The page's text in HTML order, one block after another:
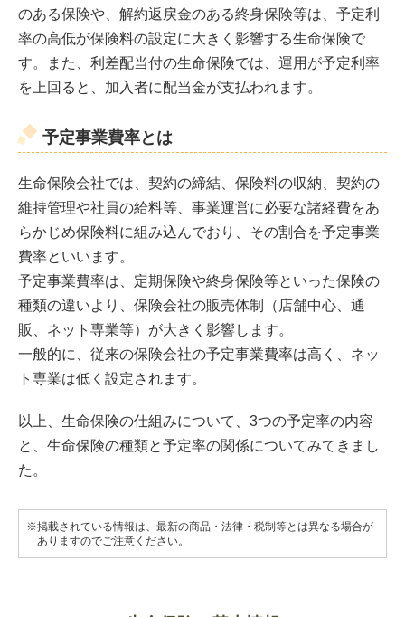
のある保険や、解約返戻金のある終身保険等は、予定利
率の高低が保険料の設定に大きく影響する生命保険で
す。また、利差配当付の生命保険では、運用が予定利率
を上回ると、加入者に配当金が支払われます。
予定事業費率とは
生命保険会社では、契約の締結、保険料の収納、契約の
維持管理や社員の給料等、事業運営に必要な諸経費をあ
らかじめ保険料に組み込んでおり、その割合を予定事業
費率といいます。
予定事業費率は、定期保険や終身保険等といった保険の
種類の違いより、保険会社の販売体制（店舗中心、通
販、ネット専業等）が大きく影響します。
一般的に、従来の保険会社の予定事業費率は高く、ネッ
ト専業は低く設定されます。
以上、生命保険の仕組みについて、3つの予定率の内容
と、生命保険の種類と予定率の関係についてみてきまし
た。
※掲載されている情報は、最新の商品・法律・税制等とは異なる場合が
ありますのでご注意ください。